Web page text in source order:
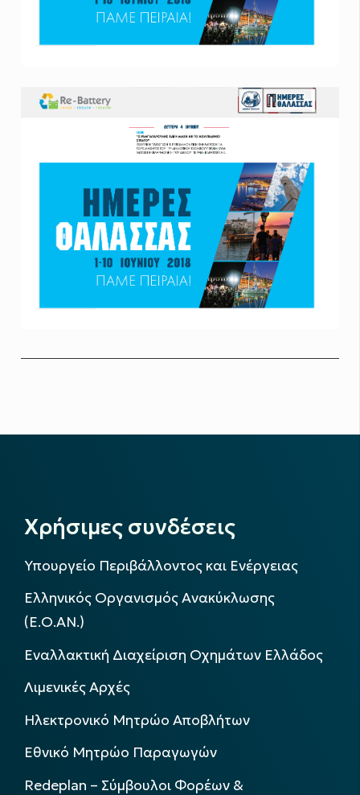
Χρήσιμες συνδέσεις
Υπουργείο Περιβάλλοντος και Ενέργειας
Ελληνικός Οργανισμός Ανακύκλωσης
(Ε.Ο.ΑΝ.)
Εναλλακτική Διαχείριση Οχημάτων Ελλάδος
Λιμενικές Αρχές
Ηλεκτρονικό Μητρώο Αποβλήτων
Εθνικό Μητρώο Παραγωγών
Redeplan – Σύμβουλοι Φορέων &